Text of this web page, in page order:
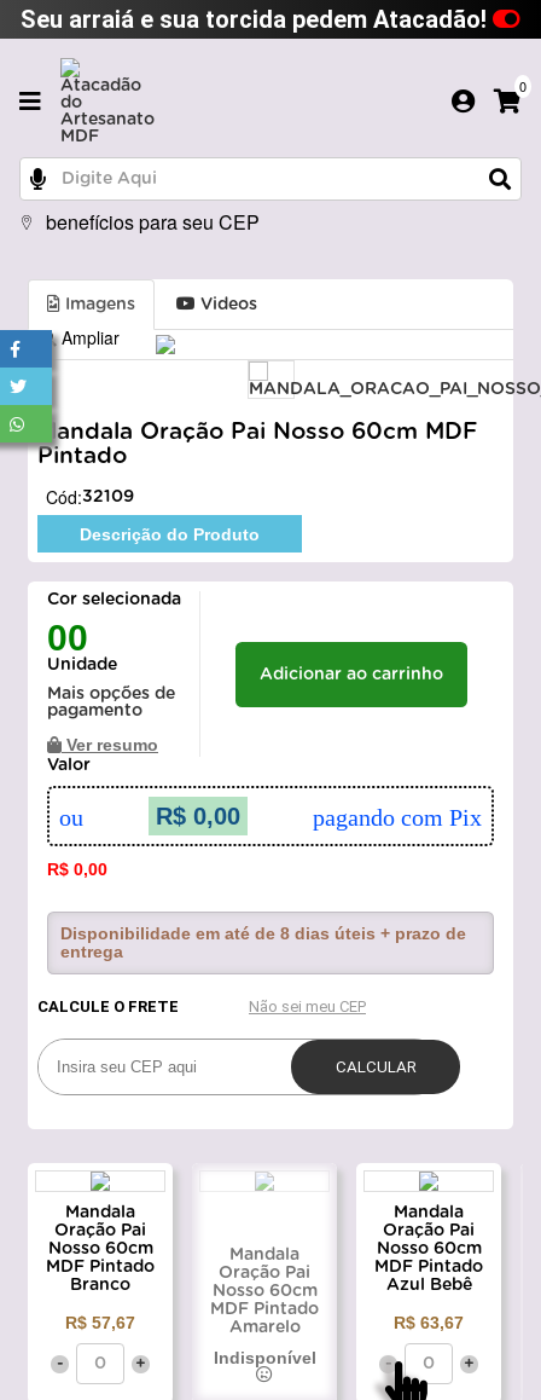
Seu arraiá e sua torcida pedem Atacadão!
0
benefícios para seu CEP
Imagens Videos
Ampliar
Mandala Oração Pai Nosso 60cm MDF
Pintado
Cód:32109
Descrição do Produto
Cor selecionada
00
Unidade
Mais opções de
pagamento
Ver resumo
Adicionar ao carrinho
Valor
ou R$ 0,00 pagando com Pix
R$ 0,00
Disponibilidade em até de 8 dias úteis + prazo de
entrega
Mandala
Oração Pai
Nosso 60cm
MDF Pintado
Branco
R$ 57,67
- +
Mandala
Oração Pai
Nosso 60cm
MDF Pintado
Amarelo
Indisponível
Mandala
Oração Pai
Nosso 60cm
MDF Pintado
Azul Bebê
R$ 63,67
- +